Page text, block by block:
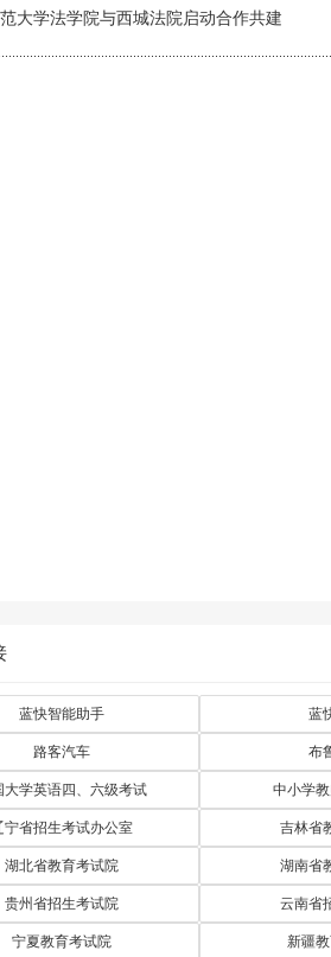
大学法学院与西城法院启动合作共建
蓝快智能助手 蓝
路客汽车 布
大学英语四、六级考试 中小学
宁省招生考试办公室 吉林省
湖北省教育考试院 湖南省
贵州省招生考试院 云南省
宁夏教育考试院 新疆